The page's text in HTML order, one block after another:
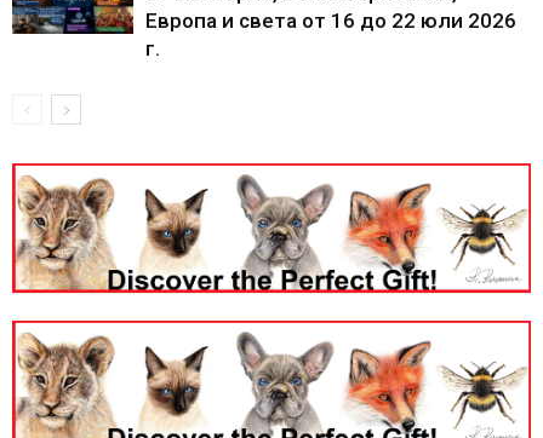
Европа и света от 16 до 22 юли 2026
г.